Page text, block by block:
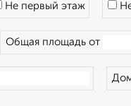
Не первый этаж
Общая площадь от